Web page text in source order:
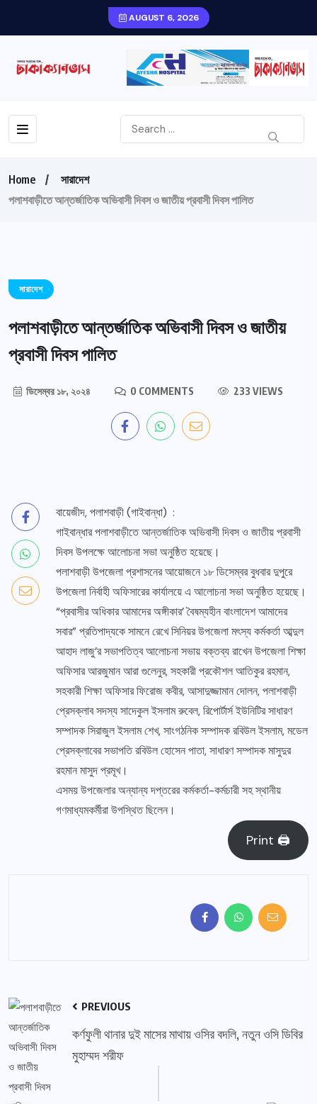
AUGUST 6, 2026
Home
সারাদেশ
পলাশবাড়ীতে আন্তর্জাতিক অভিবাসী দিবস ও জাতীয় প্রবাসী দিবস পালিত
সারাদেশ
পলাশবাড়ীতে আন্তর্জাতিক অভিবাসী দিবস ও জাতীয়
প্রবাসী দিবস পালিত
ডিসেম্বর ১৮, ২০২৪ 0 COMMENTS 233 VIEWS
বায়েজীদ, পলাশবাড়ী (গাইবান্ধা) :
গাইবান্ধার পলাশবাড়ীতে আন্তর্জাতিক অভিবাসী দিবস ও জাতীয় প্রবাসী
দিবস উপলক্ষে আলোচনা সভা অনুষ্ঠিত হয়েছে।
পলাশবাড়ী উপজেলা প্রশাসনের আয়োজনে ১৮ ডিসেম্বর বুধবার দুপুরে
উপজেলা নির্বাহী অফিসারের কার্যালয়ে এ আলোচনা সভা অনুষ্ঠিত হয়েছে।
“প্রবাসীর অধিকার আমাদের অঙ্গীকার’ বৈষম্যহীন বাংলাদেশ আমাদের
সবার” প্রতিপাদ্যকে সামনে রেখে সিনিয়র উপজেলা মৎস্য কর্মকর্তা আব্দুল
আহাদ লাজু’র সভাপতিত্ব আলোচনা সভায় বক্তব্য রাখেন উপজেলা শিক্ষা
অফিসার আরজুমান আরা গুলেনুর, সহকারী প্রকৌশল আতিকুর রহমান,
সহকারী শিক্ষা অফিসার ফিরোজ কবীর, আসাদুজ্জামান দোলন, পলাশবাড়ী
প্রেসক্লাব সদস্য সাদেকুল ইসলাম রুবেল, রিপোর্টার্স ইউনিটির সাধারণ
সম্পাদক সিরাজুল ইসলাম শেখ, সাংগঠনিক সম্পাদক রবিউল ইসলাম, মডেল
প্রেসক্লাবের সভাপতি রবিউল হোসেন পাতা, সাধারণ সম্পাদক মাসুদুর
রহমান মাসুদ প্রমূখ।
এসময় উপজেলার অন্যান্য দপ্তরের কর্মকর্তা-কর্মচারী সহ স্থানীয়
গণমাধ্যমকর্মীরা উপস্থিত ছিলেন।
Print 🖨
PREVIOUS
কর্ণফুলী থানার দুই মাসের মাথায় ওসির বদলি, নতুন ওসি ডিবির
মুহাম্মদ শরীফ